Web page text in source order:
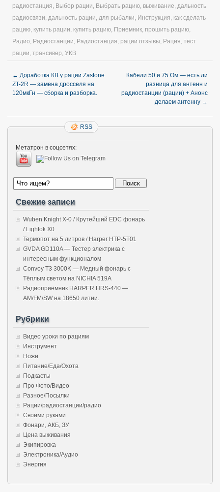
радиостанция Выбор рации Выбрать рацию выживание дальность
радиосвязи дальность рации для рыбалки Инструкция как сделать
рацию купить рации купить рацию Приемник прошить рацию
Радио Радиостанции Радиостанция рации отзывы Рация тест
рации трансивер УКВ
← Доработка КВ у рации Zastone
ZT-2R — замена дросселя на
120мкГн — сборка и разборка.
Кабели 50 и 75 Ом — есть ли
разница для антенн и
радиостанции (рации) + Анонс
делаем антенну →
RSS
Метатрон в соцсетях:
Свежие записи
Wuben Knight X-0 / Крутейший EDC фонарь
/ Lightok X0
Термопот на 5 литров / Harper HTP-5T01
GVDA GD110A — Тестер электрика с
интересным функционалом
Convoy T3 3000K — Медный фонарь с
Тёплым светом на NICHIA 519A
Радиоприёмник HARPER HRS-440 —
AM/FM/SW на 18650 литии.
Рубрики
Видео уроки по рациям
Инструмент
Ножи
Питание/Еда/Охота
Подкасты
Про Фото/Видео
Разное/Посылки
Рации/радиостанции/радио
Своими руками
Фонари, АКБ, ЗУ
Цена выживания
Экипировка
Электроника/Аудио
Энергия